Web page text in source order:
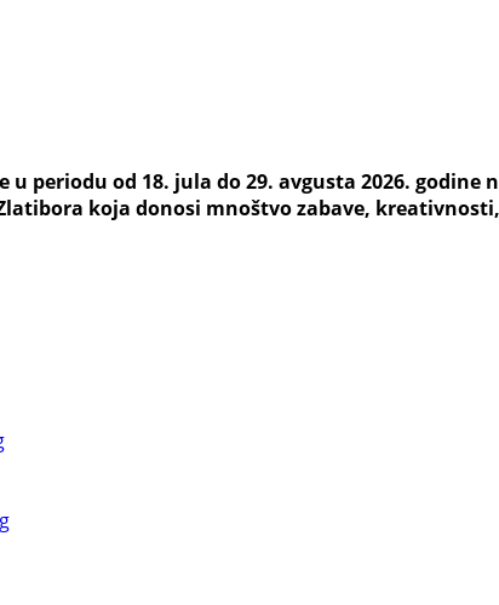
periodu od 18. jula do 29. avgusta 2026.
koja donosi mnoštvo zabave,